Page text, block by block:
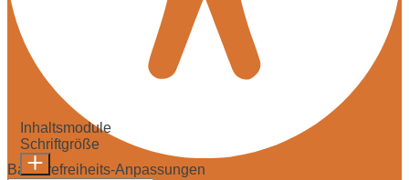
Barrierefreiheits-Anpassungen
Inhaltsmodule
Schriftgröße